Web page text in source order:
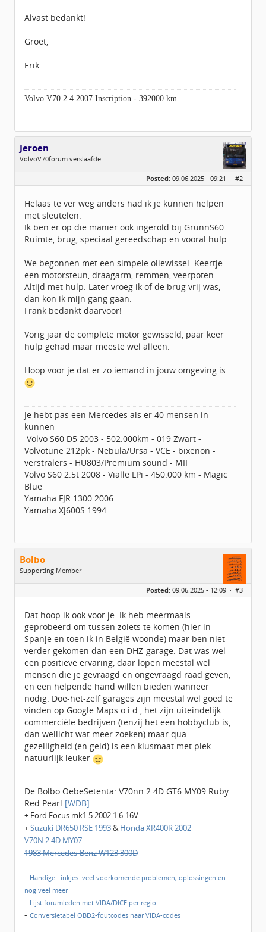
Alvast bedankt!
Groet,
Erik
Volvo V70 2.4 2007 Inscription - 392000 km
Jeroen
VolvoV70forum verslaafde
Leeftijd:
40
Geregistreerd:09 / 2009
Posted: 09.06.2025 - 09:21 · #2
Helaas te ver weg anders had ik je kunnen helpen
met sleutelen.
Ik ben er op die manier ook ingerold bij GrunnS60.
Ruimte, brug, speciaal gereedschap en vooral hulp.
We begonnen met een simpele oliewissel. Keertje
een motorsteun, draagarm, remmen, veerpoten.
Altijd met hulp. Later vroeg ik of de brug vrij was,
dan kon ik mijn gang gaan.
Frank bedankt daarvoor!
Vorig jaar de complete motor gewisseld, paar keer
hulp gehad maar meeste wel alleen.
Hoop voor je dat er zo iemand in jouw omgeving is
Je hebt pas een Mercedes als er 40 mensen in
kunnen
Volvo S60 D5 2003 - 502.000km - 019 Zwart -
Volvotune 212pk - Nebula/Ursa - VCE - bixenon -
verstralers - HU803/Premium sound - MII
Volvo S60 2.5t 2008 - Vialle LPi - 450.000 km - Magic
Blue
Yamaha FJR 1300 2006
Yamaha XJ600S 1994
Bolbo
Supporting Member
Geslacht:
Berichten:
4848
Posted: 09.06.2025 - 12:09 · #3
Dat hoop ik ook voor je. Ik heb meermaals
geprobeerd om tussen zoiets te komen (hier in
Spanje en toen ik in België woonde) maar ben niet
verder gekomen dan een DHZ-garage. Dat was wel
een positieve ervaring, daar lopen meestal wel
mensen die je gevraagd en ongevraagd raad geven,
en een helpende hand willen bieden wanneer
nodig. Doe-het-zelf garages zijn meestal wel goed te
vinden op Google Maps o.i.d., het zijn uiteindelijk
commerciële bedrijven (tenzij het een hobbyclub is,
dan wellicht wat meer zoeken) maar qua
gezelligheid (en geld) is een klusmaat met plek
natuurlijk leuker
De Bolbo OebeSetenta: V70nn 2.4D GT6 MY09 Ruby
Red Pearl [WDB]
+ Ford Focus mk1.5 2002 1.6-16V
+Suzuki DR650 RSE 1993&Honda XR400R 2002
V70N 2.4D MY07
1983 Mercedes-Benz W123 300D
- Handige Linkjes: veel voorkomende problemen, oplossingen en
nog veel meer
- Lijst forumleden met VIDA/DICE per regio
- Conversietabel OBD2-foutcodes naar VIDA-codes